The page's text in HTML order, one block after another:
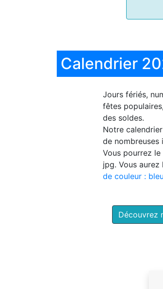
Calendrier
Jours fériés,
fêtes
des soldes.
Notre
de nombreuses
Vous pourrez
jpg. Vous
de couleur :
Découvrez